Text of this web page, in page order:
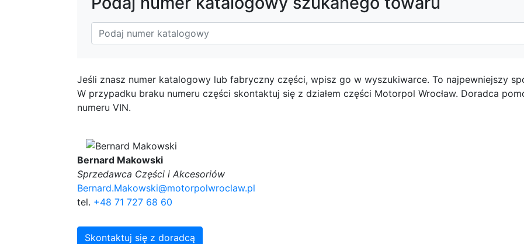
Jeśli znasz numer katalogowy lub fabryczny części, wpisz go w wyszukiwarce. To najpewniejszy
W przypadku braku numeru części skontaktuj się z działem części Motorpol Wrocław. Doradca
numeru VIN.
Bernard Makowski
Sprzedawca Części i Akcesoriów
Bernard.Makowski@motorpolwroclaw.pl
tel. +48 71 727 68 60
Skontaktuj się z doradcą